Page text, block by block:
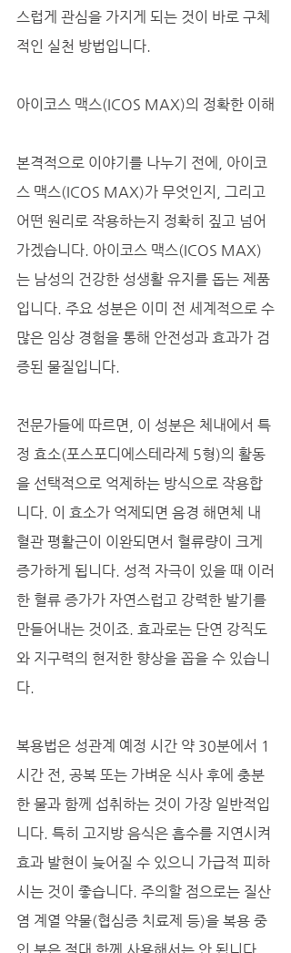
스럽게 관심을 가지게 되는 것이 바로 구체
적인 실천 방법입니다.
아이코스 맥스(ICOS MAX)의 정확한 이해
본격적으로 이야기를 나누기 전에, 아이코
스 맥스(ICOS MAX)가 무엇인지, 그리고
어떤 원리로 작용하는지 정확히 짚고 넘어
가겠습니다. 아이코스 맥스(ICOS MAX)
는 남성의 건강한 성생활 유지를 돕는 제품
입니다. 주요 성분은 이미 전 세계적으로 수
많은 임상 경험을 통해 안전성과 효과가 검
증된 물질입니다.
전문가들에 따르면, 이 성분은 체내에서 특
정 효소(포스포디에스테라제 5형)의 활동
을 선택적으로 억제하는 방식으로 작용합
니다. 이 효소가 억제되면 음경 해면체 내
혈관 평활근이 이완되면서 혈류량이 크게
증가하게 됩니다. 성적 자극이 있을 때 이러
한 혈류 증가가 자연스럽고 강력한 발기를
만들어내는 것이죠. 효과로는 단연 강직도
와 지구력의 현저한 향상을 꼽을 수 있습니
다.
복용법은 성관계 예정 시간 약 30분에서 1
시간 전, 공복 또는 가벼운 식사 후에 충분
한 물과 함께 섭취하는 것이 가장 일반적입
니다. 특히 고지방 음식은 흡수를 지연시켜
효과 발현이 늦어질 수 있으니 가급적 피하
시는 것이 좋습니다. 주의할 점으로는 질산
염 계열 약물(협심증 치료제 등)을 복용 중